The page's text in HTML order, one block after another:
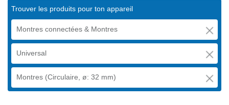
Trouver les produits pour ton appareil
Montres connectées & Montres
Universal
Montres (Circulaire, ø: 32 mm)